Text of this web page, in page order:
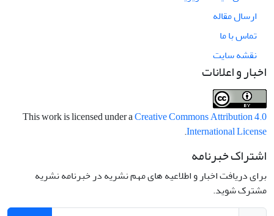
ارسال مقاله
تماس با ما
نقشه سایت
اخبار و اعلانات
This work is licensed under aCreative Commons Attribution 4.0
International License
.
اشتراک خبرنامه
برای دریافت اخبار و اطلاعیه های مهم نشریه در خبرنامه نشریه
مشترک شوید.